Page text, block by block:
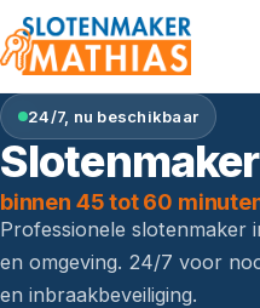
24/7, nu beschikbaar
binnen 45 tot 60
Professionele slotenmaker
en omgeving. 24/7 voor
en inbraakbeveiliging.